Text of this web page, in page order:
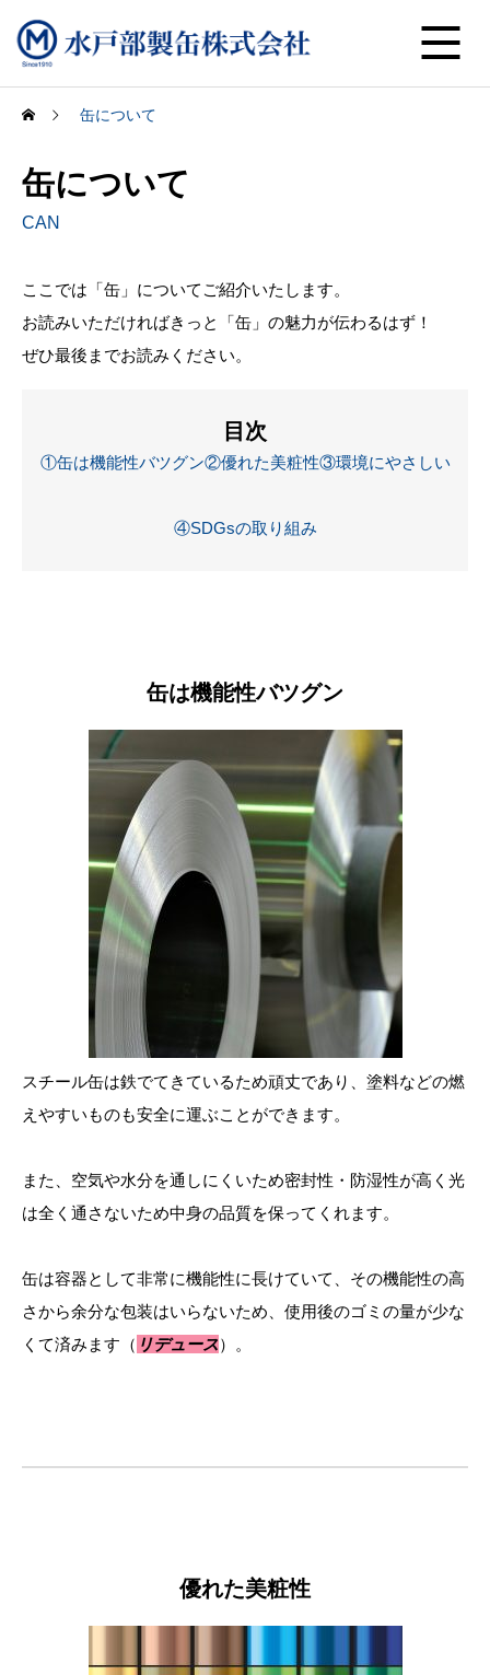
缶について
缶について
CAN
ここでは「缶」についてご紹介いたします。
お読みいただければきっと「缶」の魅力が伝わるはず！
ぜひ最後までお読みください。
目次
①缶は機能性バツグン②優れた美粧性③環境にやさしい
④SDGsの取り組み
缶は機能性バツグン
スチール缶は鉄でてきているため頑丈であり、塗料などの燃
えやすいものも安全に運ぶことができます。
また、空気や水分を通しにくいため密封性・防湿性が高く光
は全く通さないため中身の品質を保ってくれます。
缶は容器として非常に機能性に長けていて、その機能性の高
さから余分な包装はいらないため、使用後のゴミの量が少な
くて済みます（ リデュース）。
優れた美粧性